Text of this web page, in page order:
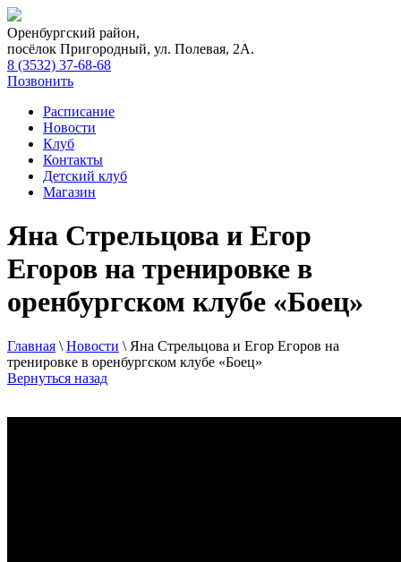
Оренбургский район,
посёлок Пригородный, ул. Полевая, 2А.
8 (3532) 37-68-68
Позвонить
Расписание
Новости
Клуб
Контакты
Детский клуб
Магазин
Яна Стрельцова и Егор
Егоров на тренировке в
оренбургском клубе «Боец»
Главная \ Новости \ Яна Стрельцова и Егор Егоров на
тренировке в оренбургском клубе «Боец»
Вернуться назад